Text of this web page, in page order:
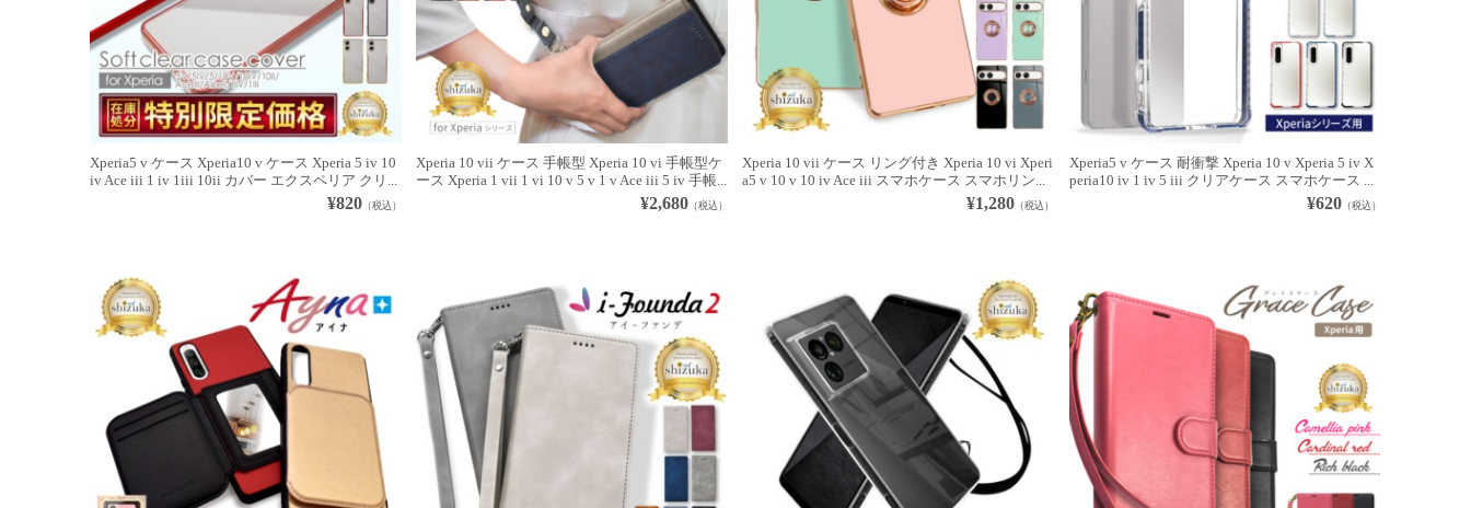
Xperia5 v ケース Xperia10 v ケース Xperia 5 iv 10
iv Ace iii 1 iv 1iii 10ii カバー エクスペリア クリ...
¥820（税込）
Xperia 10 vii ケース 手帳型 Xperia 10 vi 手帳型ケ
ース Xperia 1 vii 1 vi 10 v 5 v 1 v Ace iii 5 iv 手帳...
¥2,680 （税込）
Xperia 10 vii ケース リング付き Xperia 10 vi Xperi
a5 v 10 v 10 iv Ace iii スマホケース スマホリン...
¥1,280 （税込）
Xperia5 v ケース 耐衝撃 Xperia 10 v Xperia 5 iv X
peria10 iv 1 iv 5 iii クリアケース スマホケース ...
¥620（税込）